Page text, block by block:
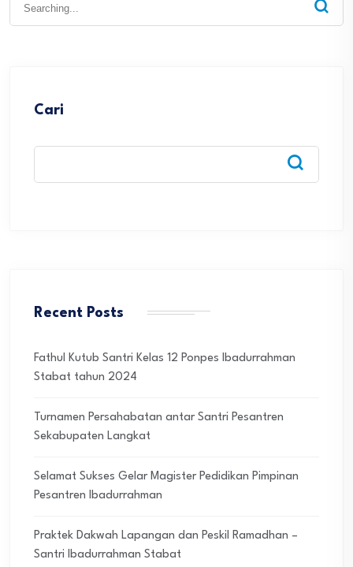
Cari
Recent Posts
Fathul Kutub Santri Kelas 12 Ponpes Ibadurrahman
Stabat tahun 2024
Turnamen Persahabatan antar Santri Pesantren
Sekabupaten Langkat
Selamat Sukses Gelar Magister Pedidikan Pimpinan
Pesantren Ibadurrahman
Praktek Dakwah Lapangan dan Peskil Ramadhan –
Santri Ibadurrahman Stabat